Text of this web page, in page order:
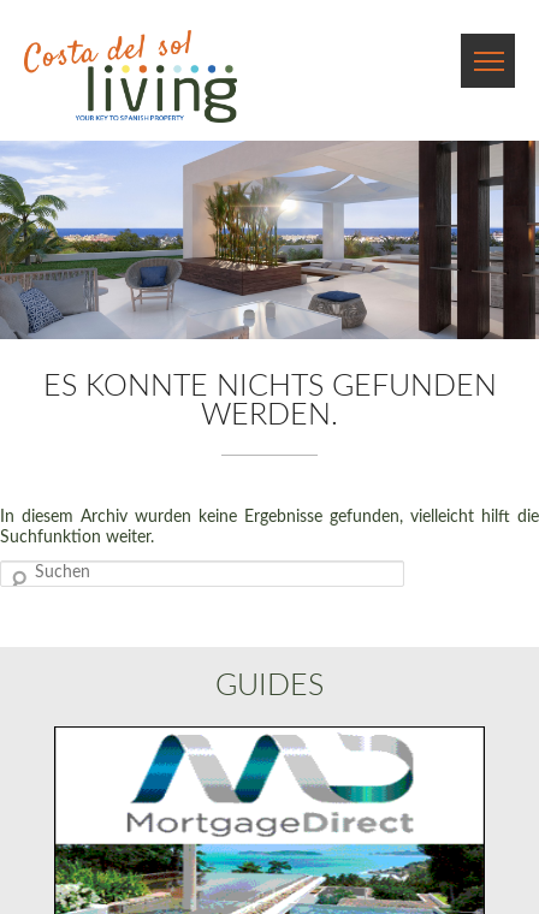
ES KONNTE NICHTS GEFUNDEN
WERDEN.
In diesem Archiv wurden keine Ergebnisse gefunden, vielleicht hilft die
Suchfunktion weiter.
Suchen
GUIDES